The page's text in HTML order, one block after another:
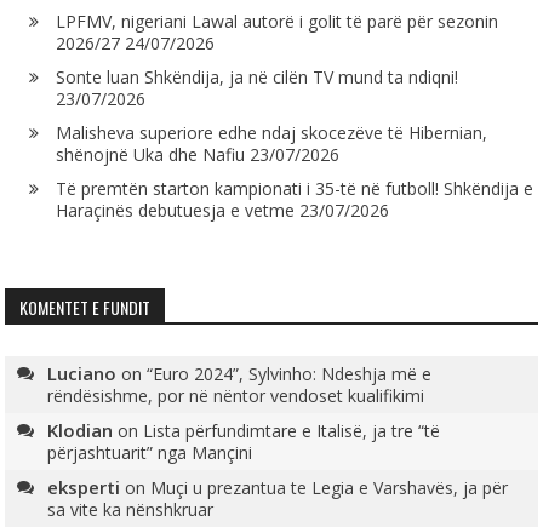
LPFMV, nigeriani Lawal autorë i golit të parë për sezonin
2026/27 24/07/2026
Sonte luan Shkëndija, ja në cilën TV mund ta ndiqni!
23/07/2026
Malisheva superiore edhe ndaj skocezëve të Hibernian,
shënojnë Uka dhe Nafiu 23/07/2026
Të premtën starton kampionati i 35-të në futboll! Shkëndija e
Haraçinës debutuesja e vetme 23/07/2026
KOMENTET E FUNDIT
Luciano on“Euro 2024”, Sylvinho: Ndeshja më e
rëndësishme, por në nëntor vendoset kualifikimi
Klodian on Lista përfundimtare e Italisë, ja tre “të
përjashtuarit” nga Mançini
eksperti on Muçi u prezantua te Legia e Varshavës, ja për
sa vite ka nënshkruar